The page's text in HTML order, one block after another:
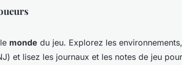
monde du jeu. Explorez les
et lisez les journaux et les notes de jeu